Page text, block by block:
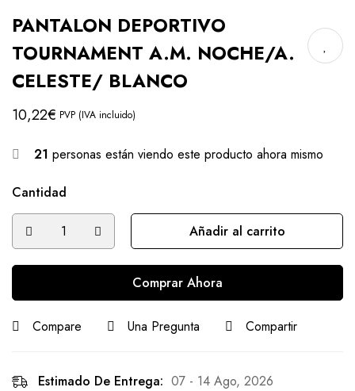
PANTALON DEPORTIVO
TOURNAMENT A.M. NOCHE/A.
CELESTE/ BLANCO
10,22€ PVP (IVA incluido)
21 personas están viendo este producto ahora mismo
Cantidad
Añadir al carrito
Comprar Ahora
Compare Una Pregunta Compartir
Estimado De Entrega: 07 - 14 Ago, 2026